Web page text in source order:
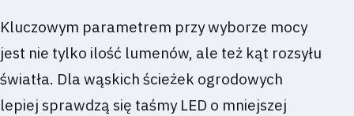
Kluczowym parametrem przy wyborze mocy
jest nie tylko ilość lumenów, ale też kąt rozsyłu
światła. Dla wąskich ścieżek ogrodowych
lepiej sprawdzą się taśmy LED o mniejszej